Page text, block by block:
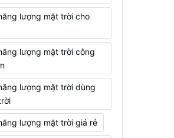
lượng mặt trời cho
lượng mặt trời công
lượng mặt trời dùng
lượng mặt trời giá rẻ